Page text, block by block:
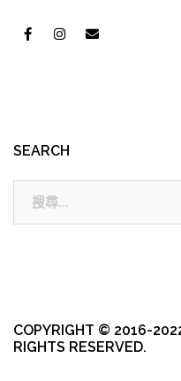
SEARCH
COPYRIGHT © 2016-
RIGHTS RESERVED.